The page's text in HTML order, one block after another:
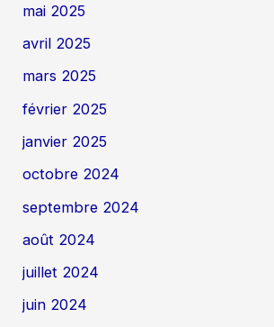
mai 2025
avril 2025
mars 2025
février 2025
janvier 2025
octobre 2024
septembre 2024
août 2024
juillet 2024
juin 2024